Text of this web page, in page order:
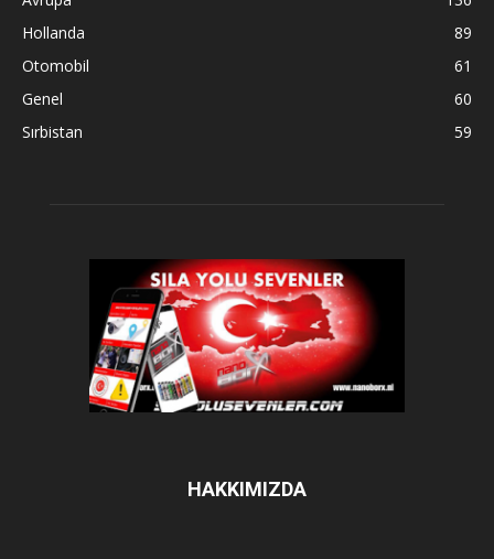
Hollanda
89
Otomobil
61
Genel
60
Sırbistan
59
HAKKIMIZDA